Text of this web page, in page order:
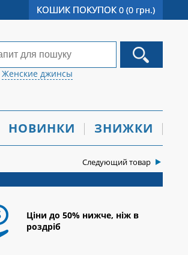
КОШИК ПОКУПОК 0 (0 грн.)
Женские джинсы
НОВИНКИ ЗНИЖКИ
Следующий товар
Ціни до 50% нижче, ніж в
роздріб